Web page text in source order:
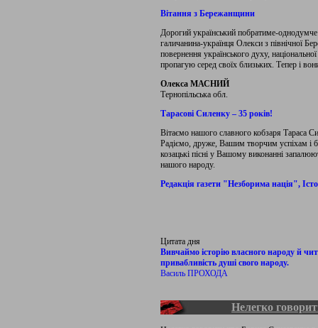
Вітання з Бережанщини
Дорогий український побратиме-
галичанина-українця Олекси з
повернення українського духу,
пропагую серед своїх близьких. Тепер і
Олекса МАСНИЙ
Тернопільська обл.
Тарасові Силенку – 35 років!
Вітаємо нашого славного кобзаря Тараса
Радіємо, друже, Вашим творчим успіхам і
козацькі пісні у Вашому виконанні
нашого народу.
Редакція газети "Незборима нація",
Цитата дня
Вивчаймо історію власного народу й
привабливість душі свого народу.
Василь ПРОХОДА
Нелегко